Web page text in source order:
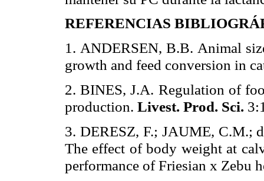
REFERENCIAS
1. ANDERSEN, B.B. Animal
growth and feed conversion in
2. BINES, J.A. Regulation of
production. Livest. Prod. Sci.
3. DERESZ, F.; JAUME, C.M.;
The effect of body weight at
performance of Friesian x Zebu